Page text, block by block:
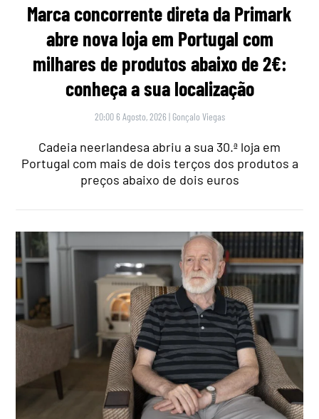
Marca concorrente direta da Primark
abre nova loja em Portugal com
milhares de produtos abaixo de 2€:
conheça a sua localização
20:00 6 Agosto, 2026 | Gonçalo Viegas
Cadeia neerlandesa abriu a sua 30.ª loja em
Portugal com mais de dois terços dos produtos a
preços abaixo de dois euros